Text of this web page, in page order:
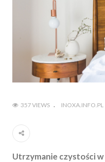
357 VIEWS INOXA.INFO.PL
Utrzymanie czystości